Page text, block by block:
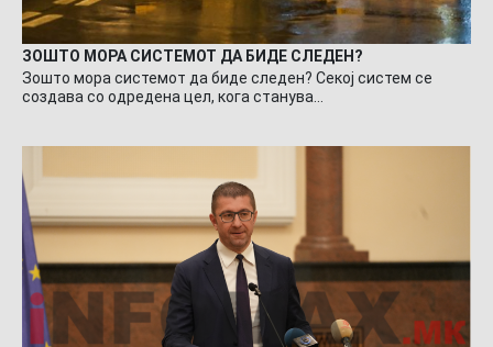
ЗОШТО МОРА СИСТЕМОТ ДА БИДЕ СЛЕДЕН?
Зошто мора системот да биде следен? Секој систем се
создава со одредена цел, кога станува…